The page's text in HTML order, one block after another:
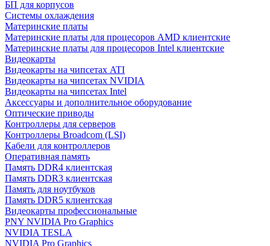
БП для корпусов
Системы охлаждения
Материнские платы
Материнские платы для процесоров AMD клиентские
Материнские платы для процесоров Intel клиентские
Видеокарты
Видеокарты на чипсетах ATI
Видеокарты на чипсетах NVIDIA
Видеокарты на чипсетах Intel
Аксессуары и дополнительное оборудование
Оптические приводы
Контроллеры для серверов
Контроллеры Broadcom (LSI)
Кабели для контроллеров
Оперативная память
Память DDR4 клиентская
Память DDR3 клиентская
Память для ноутбуков
Память DDR5 клиентская
Видеокарты профессиональные
PNY NVIDIA Pro Graphics
NVIDIA TESLA
NVIDIA Pro Graphics